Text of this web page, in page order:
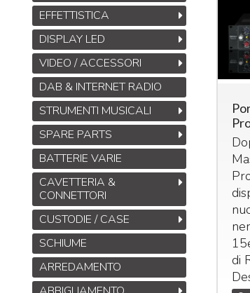
di
EFFETTISTICA
DISPLAY LED
VIDEO / ACCESSORI
DAB & INTERNET RADIO
STRUMENTI MUSICALI
SPARE PARTS
BATTERIE VARIE
CAVETTERIA &
CONNETTORI
CUSTODIE / CASE
SCHIUME
ARREDAMENTO
Midas DL32
Stage Box da 32
ingressi, 16
32
microfonici Midas,
interfacce
1.245